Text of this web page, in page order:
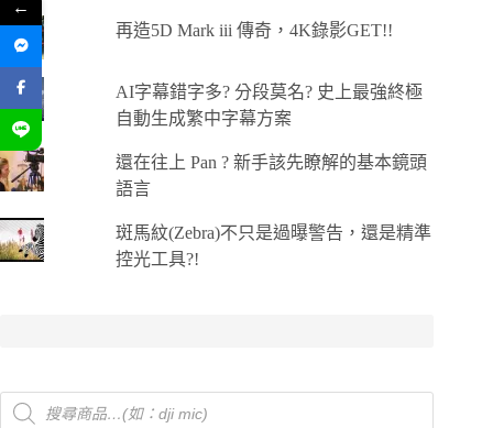
再造5D Mark iii 傳奇，4K錄影GET!!
AI字幕錯字多? 分段莫名? 史上最強終極
自動生成繁中字幕方案
還在往上 Pan ? 新手該先瞭解的基本鏡頭
語言
斑馬紋(Zebra)不只是過曝警告，還是精準
控光工具?!
Products
search
←